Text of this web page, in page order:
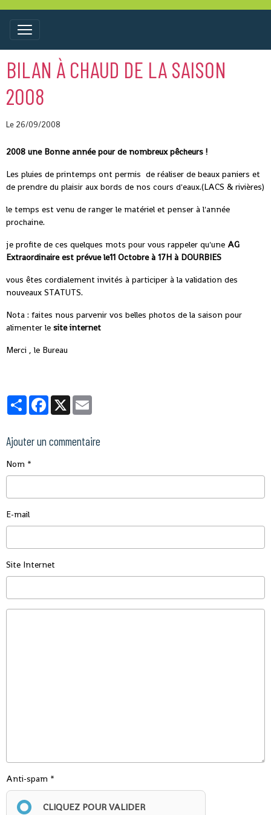
BILAN À CHAUD DE LA SAISON
2008
Le 26/09/2008
2008 une Bonne année pour de nombreux pêcheurs !
Les pluies de printemps ont permis de réaliser de beaux paniers et
de prendre du plaisir aux bords de nos cours d'eaux.(LACS & rivières)
le temps est venu de ranger le matériel et penser à l'année
prochaine.
je profite de ces quelques mots pour vous rappeler qu'une AG
Extraordinaire est prévue le11 Octobre à 17H à DOURBIES
vous êtes cordialement invités à participer à la validation des
nouveaux STATUTS.
Nota : faites nous parvenir vos belles photos de la saison pour
alimenter le site internet
Merci , le Bureau
PartagerFacebook
X
Ajouter un commentaire
Nom
E-mail
Site Internet
Anti-spam
CLIQUEZ POUR VALIDER